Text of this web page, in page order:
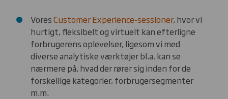
VoresCustomer Experience-sessioner, hvor vi
hurtigt, fleksibelt og virtuelt kan efterligne
forbrugerens oplevelser, ligesom vi med
diverse analytiske værktøjer bl.a. kan se
nærmere på, hvad der rører sig inden for de
forskellige kategorier, forbrugersegmenter
m.m.